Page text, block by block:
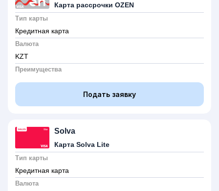
Карта рассрочки OZEN
Тип карты
Кредитная карта
Валюта
KZT
Преимущества
Подать заявку
Solva
Карта Solva Lite
Тип карты
Кредитная карта
Валюта